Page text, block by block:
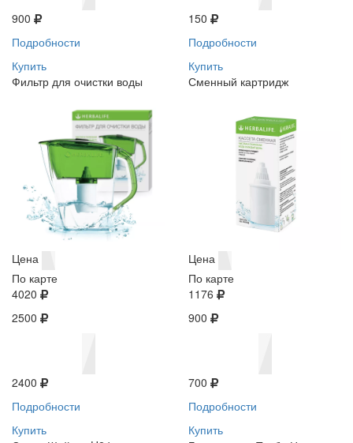
900
Подробности
Купить
150
Подробности
Купить
Фильтр для очистки воды
Цена
По карте
4020
2500
2400
Подробности
Купить
Сменный картридж
Цена
По карте
1176
900
700
Подробности
Купить